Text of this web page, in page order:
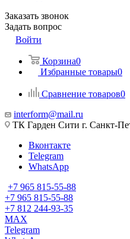
Заказать звонок
Задать вопрос
Войти
Корзина0
Избранные товары0
Сравнение товаров0
interform@mail.ru
ТК Гарден Сити г. Санкт-
Вконтакте
Telegram
WhatsApp
+7 965 815-55-88
+7 965 815-55-88
+7 812 244-93-35
MAX
Telegram